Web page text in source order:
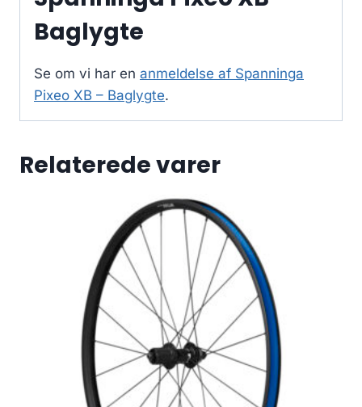
Baglygte
Se om vi har en anmeldelse af Spanninga
Pixeo XB – Baglygte.
Relaterede varer